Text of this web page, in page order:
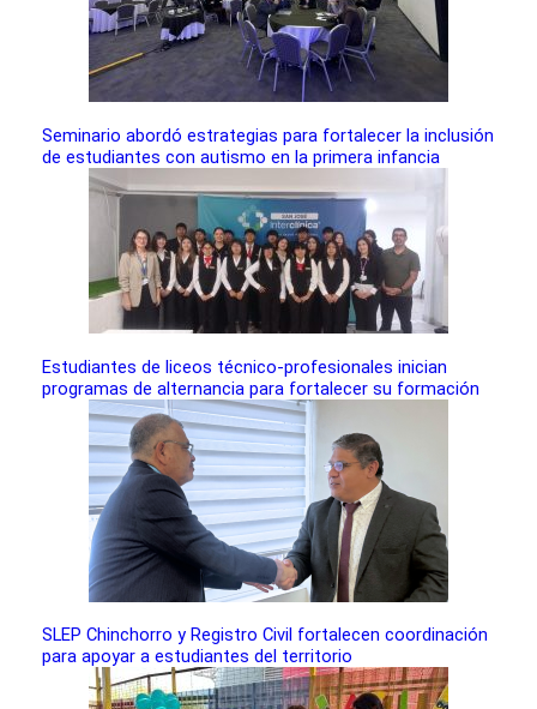
Seminario abordó estrategias para fortalecer la inclusión
de estudiantes con autismo en la primera infancia
Estudiantes de liceos técnico-profesionales inician
programas de alternancia para fortalecer su formación
SLEP Chinchorro y Registro Civil fortalecen coordinación
para apoyar a estudiantes del territorio